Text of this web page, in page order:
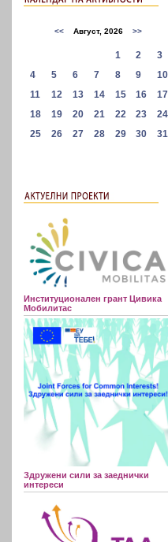
Институционален грант Цивика
Мобилитас
Здружени сили за заеднички
интереси